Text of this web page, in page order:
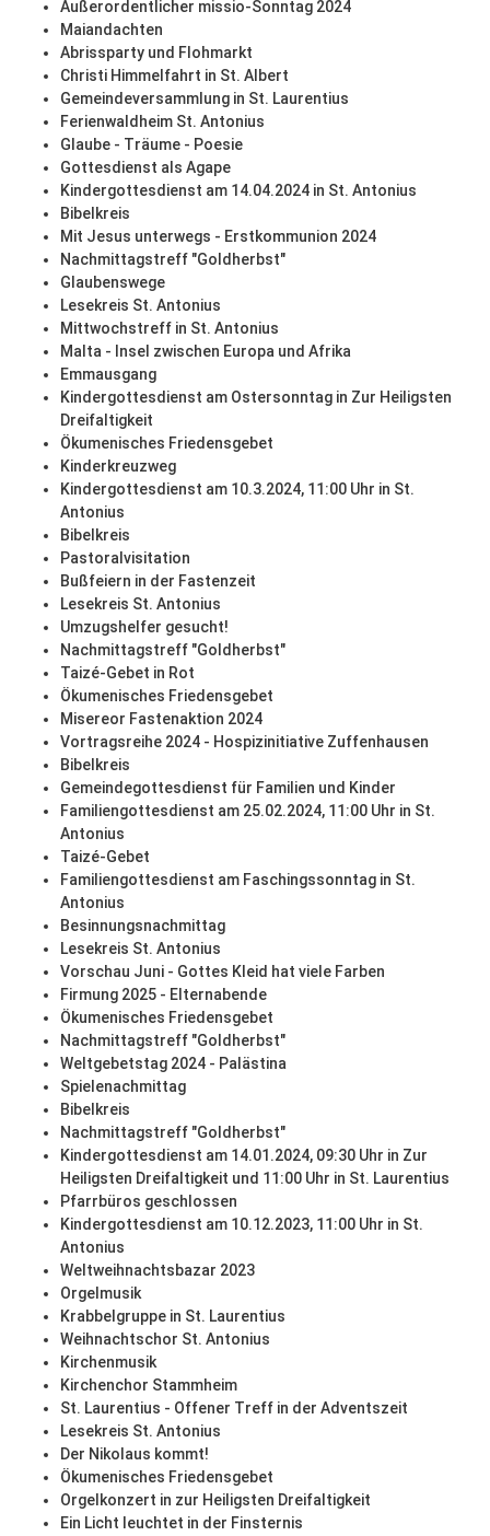
Außerordentlicher missio-Sonntag 2024
Maiandachten
Abrissparty und Flohmarkt
Christi Himmelfahrt in St. Albert
Gemeindeversammlung in St. Laurentius
Ferienwaldheim St. Antonius
Glaube - Träume - Poesie
Gottesdienst als Agape
Kindergottesdienst am 14.04.2024 in St. Antonius
Bibelkreis
Mit Jesus unterwegs - Erstkommunion 2024
Nachmittagstreff "Goldherbst"
Glaubenswege
Lesekreis St. Antonius
Mittwochstreff in St. Antonius
Malta - Insel zwischen Europa und Afrika
Emmausgang
Kindergottesdienst am Ostersonntag in Zur Heiligsten
Dreifaltigkeit
Ökumenisches Friedensgebet
Kinderkreuzweg
Kindergottesdienst am 10.3.2024, 11:00 Uhr in St.
Antonius
Bibelkreis
Pastoralvisitation
Bußfeiern in der Fastenzeit
Lesekreis St. Antonius
Umzugshelfer gesucht!
Nachmittagstreff "Goldherbst"
Taizé-Gebet in Rot
Ökumenisches Friedensgebet
Misereor Fastenaktion 2024
Vortragsreihe 2024 - Hospizinitiative Zuffenhausen
Bibelkreis
Gemeindegottesdienst für Familien und Kinder
Familiengottesdienst am 25.02.2024, 11:00 Uhr in St.
Antonius
Taizé-Gebet
Familiengottesdienst am Faschingssonntag in St.
Antonius
Besinnungsnachmittag
Lesekreis St. Antonius
Vorschau Juni - Gottes Kleid hat viele Farben
Firmung 2025 - Elternabende
Ökumenisches Friedensgebet
Nachmittagstreff "Goldherbst"
Weltgebetstag 2024 - Palästina
Spielenachmittag
Bibelkreis
Nachmittagstreff "Goldherbst"
Kindergottesdienst am 14.01.2024, 09:30 Uhr in Zur
Heiligsten Dreifaltigkeit und 11:00 Uhr in St. Laurentius
Pfarrbüros geschlossen
Kindergottesdienst am 10.12.2023, 11:00 Uhr in St.
Antonius
Weltweihnachtsbazar 2023
Orgelmusik
Krabbelgruppe in St. Laurentius
Weihnachtschor St. Antonius
Kirchenmusik
Kirchenchor Stammheim
St. Laurentius - Offener Treff in der Adventszeit
Lesekreis St. Antonius
Der Nikolaus kommt!
Ökumenisches Friedensgebet
Orgelkonzert in zur Heiligsten Dreifaltigkeit
Ein Licht leuchtet in der Finsternis